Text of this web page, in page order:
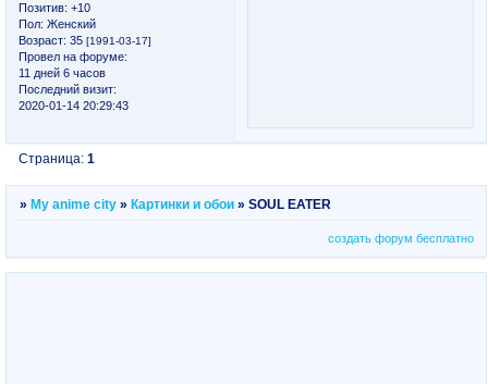
Позитив: +10
Пол: Женский
Возраст: 35 [1991-03-17]
Провел на форуме:
11 дней 6 часов
Последний визит:
2020-01-14 20:29:43
Страница:1
»My anime city »Картинки и обои »SOUL EATER
создать форум бесплатно